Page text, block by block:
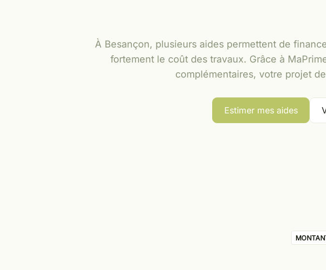
À Besançon, plusieurs aides permettent de
fortement le coût des travaux. Grâce à
complémentaires, votre projet
Estimer mes aides